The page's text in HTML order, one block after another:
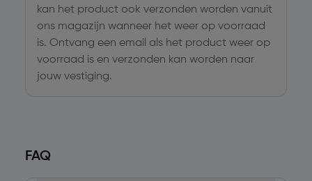
kan het product ook verzonden worden vanuit
ons magazijn wanneer het weer op voorraad
is. Ontvang een email als het product weer op
voorraad is en verzonden kan worden naar
jouw vestiging.
FAQ